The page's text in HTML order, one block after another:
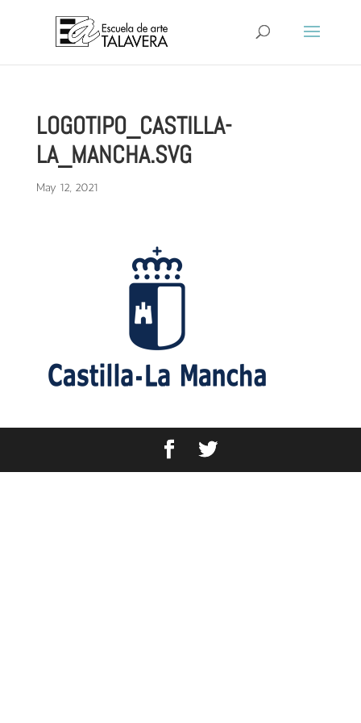
LOGOTIPO_CASTILLA-
LA_MANCHA.SVG
May 12, 2021